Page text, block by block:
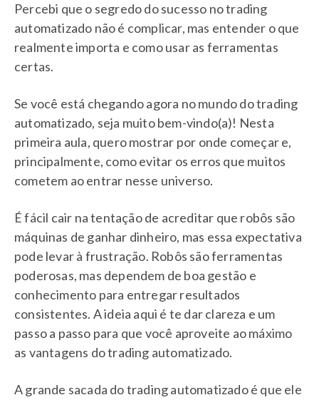
Percebi que o segredo do sucesso no trading
automatizado não é complicar, mas entender o que
realmente importa e como usar as ferramentas
certas.
Se você está chegando agora no mundo do trading
automatizado, seja muito bem-vindo(a)! Nesta
primeira aula, quero mostrar por onde começar e,
principalmente, como evitar os erros que muitos
cometem ao entrar nesse universo.
É fácil cair na tentação de acreditar que robôs são
máquinas de ganhar dinheiro, mas essa expectativa
pode levar à frustração. Robôs são ferramentas
poderosas, mas dependem de boa gestão e
conhecimento para entregar resultados
consistentes. A ideia aqui é te dar clareza e um
passo a passo para que você aproveite ao máximo
as vantagens do trading automatizado.
A grande sacada do trading automatizado é que ele